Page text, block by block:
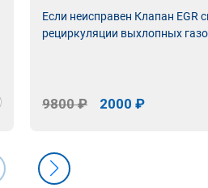
Если неисправен Клапан EGR
рециркуляции выхлопных
9800 ₽ 2000 ₽